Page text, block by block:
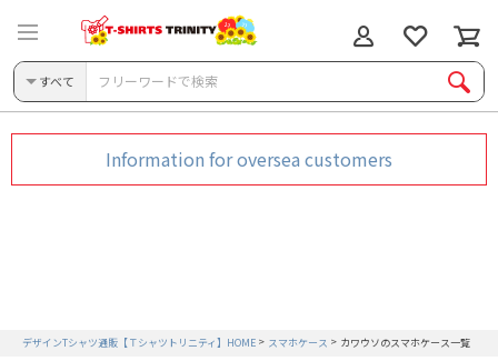
Information for oversea customers
すべて
デザインTシャツ通販【Ｔシャツトリニティ】HOME スマホケース カワウソのスマホケース一覧